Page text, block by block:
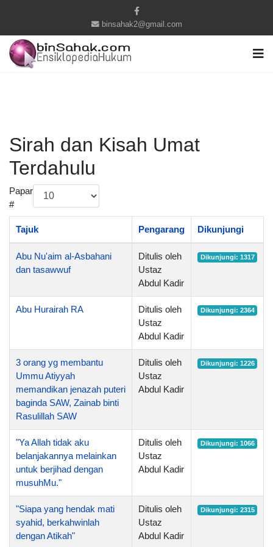
binsahak2@gmail.com
Sirah dan Kisah Umat
Terdahulu
Papar
#
Tajuk Pengarang Dikunjungi
Abu Nu'aim al-Asbahani
dan tasawwuf
Ditulis oleh
Ustaz
Abdul Kadir
Dikunjungi: 1317
Abu Hurairah RA
Ditulis oleh
Ustaz
Abdul Kadir
Dikunjungi: 2364
3 orang yg membantu
Ummu Atiyyah
memandikan jenazah puteri
baginda SAW, Zainab binti
Rasulillah SAW
Ditulis oleh
Ustaz
Abdul Kadir
Dikunjungi: 1226
"Ya Allah tidak aku
belanjakannya melainkan
untuk berjihad dengan
musuhMu."
Ditulis oleh
Ustaz
Abdul Kadir
Dikunjungi: 1066
"Siapa yang hendak mati
syahid, berkahwinlah
dengan Atikah"
Ditulis oleh
Ustaz
Abdul Kadir
Dikunjungi: 2315